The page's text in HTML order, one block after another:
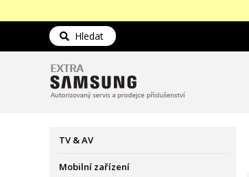
Hledat
TV & AV
Mobilní zařízení